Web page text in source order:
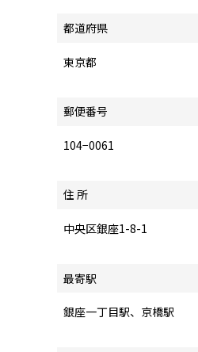
都道府県
東京都
郵便番号
104−0061
住 所
中央区銀座1-8-1
最寄駅
銀座一丁目駅、京橋駅